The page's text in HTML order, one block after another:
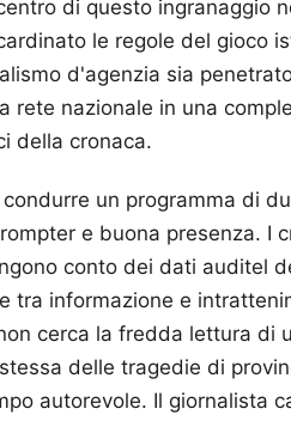
di questo ingranaggio
le regole del gioco
d'agenzia sia
rete nazionale in una
della cronaca.
un programma di
e buona presenza. I
conto dei dati auditel
tra informazione e
cerca la fredda lettura di
delle tragedie di
autorevole. Il giornalista